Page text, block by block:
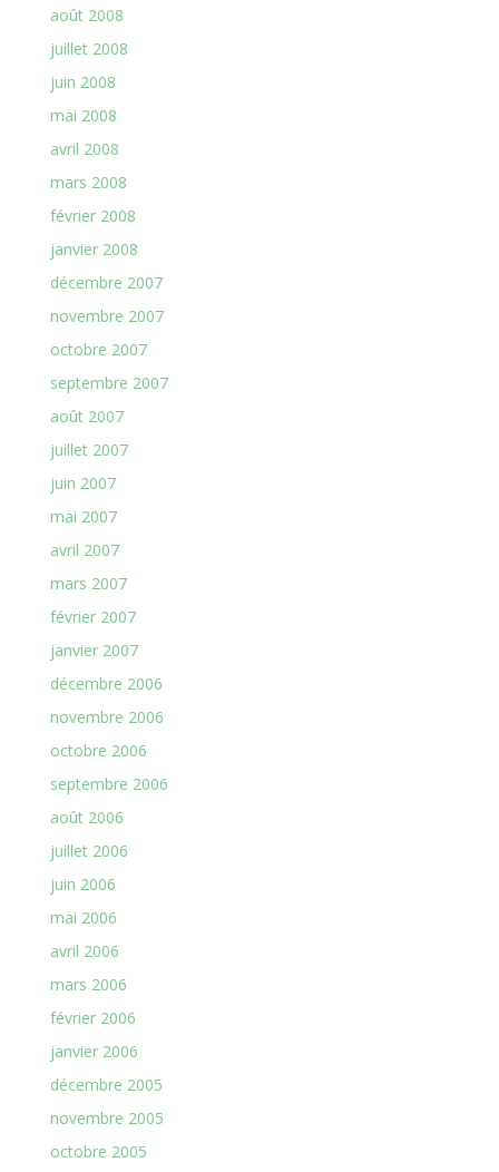
août 2008
juillet 2008
juin 2008
mai 2008
avril 2008
mars 2008
février 2008
janvier 2008
décembre 2007
novembre 2007
octobre 2007
septembre 2007
août 2007
juillet 2007
juin 2007
mai 2007
avril 2007
mars 2007
février 2007
janvier 2007
décembre 2006
novembre 2006
octobre 2006
septembre 2006
août 2006
juillet 2006
juin 2006
mai 2006
avril 2006
mars 2006
février 2006
janvier 2006
décembre 2005
novembre 2005
octobre 2005